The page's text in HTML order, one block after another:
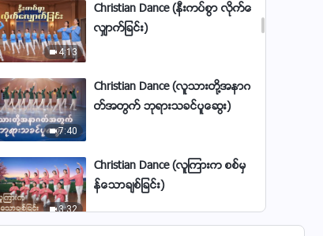
4:13
Christian Dance (နီးကပ္စြာ လိုက္ေ
လွ်ာက္ျခင္း)
7:40
Christian Dance (လူသားတို႔အနာဂ
တ္အတြက္ ဘုရားသခင္ပူေဆြး)
3:32
Christian Dance (လူၾကားက စစ္မွ
န္ေသာခ်စ္ျခင္း)